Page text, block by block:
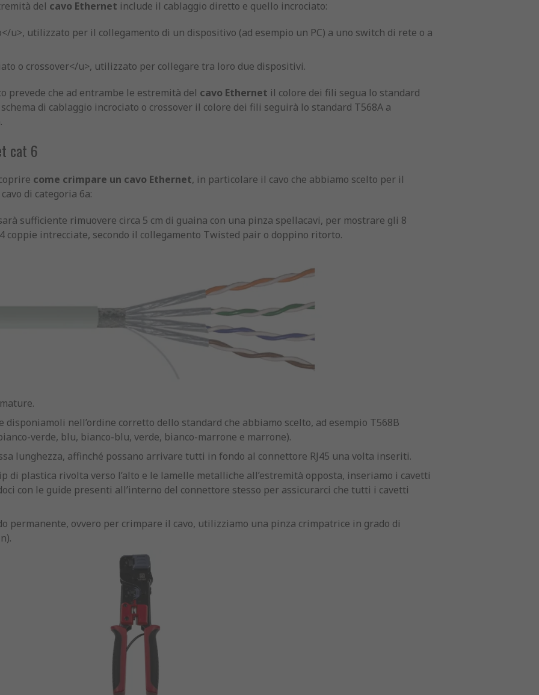
del cavo Ethernet include il cablaggio diretto e quello incrociato:
u>, utilizzato per il collegamento di un dispositivo (ad esempio un PC) a uno switch di rete o a
o crossover</u>, utilizzato per collegare tra loro due dispositivi.
prevede che ad entrambe le estremità del cavo Ethernet il colore dei fili segua lo standard
di cablaggio incrociato o crossover il colore dei fili seguirà lo standard T568A a
cat 6
come crimpare un cavo Ethernet, in particolare il cavo che abbiamo scelto per il
di categoria 6a:
sufficiente rimuovere circa 5 cm di guaina con una pinza spellacavi, per mostrare gli 8
coppie intrecciate, secondo il collegamento Twisted pair o doppino ritorto.
disponiamoli nell’ordine corretto dello standard che abbiamo scelto, ad esempio T568B
verde, blu, bianco-blu, verde, bianco-marrone e marrone).
lunghezza, affinché possano arrivare tutti in fondo al connettore RJ45 una volta inseriti.
di plastica rivolta verso l’alto e le lamelle metalliche all’estremità opposta, inseriamo i cavetti
con le guide presenti all’interno del connettore stesso per assicurarci che tutti i cavetti
permanente, ovvero per crimpare il cavo, utilizziamo una pinza crimpatrice in grado di